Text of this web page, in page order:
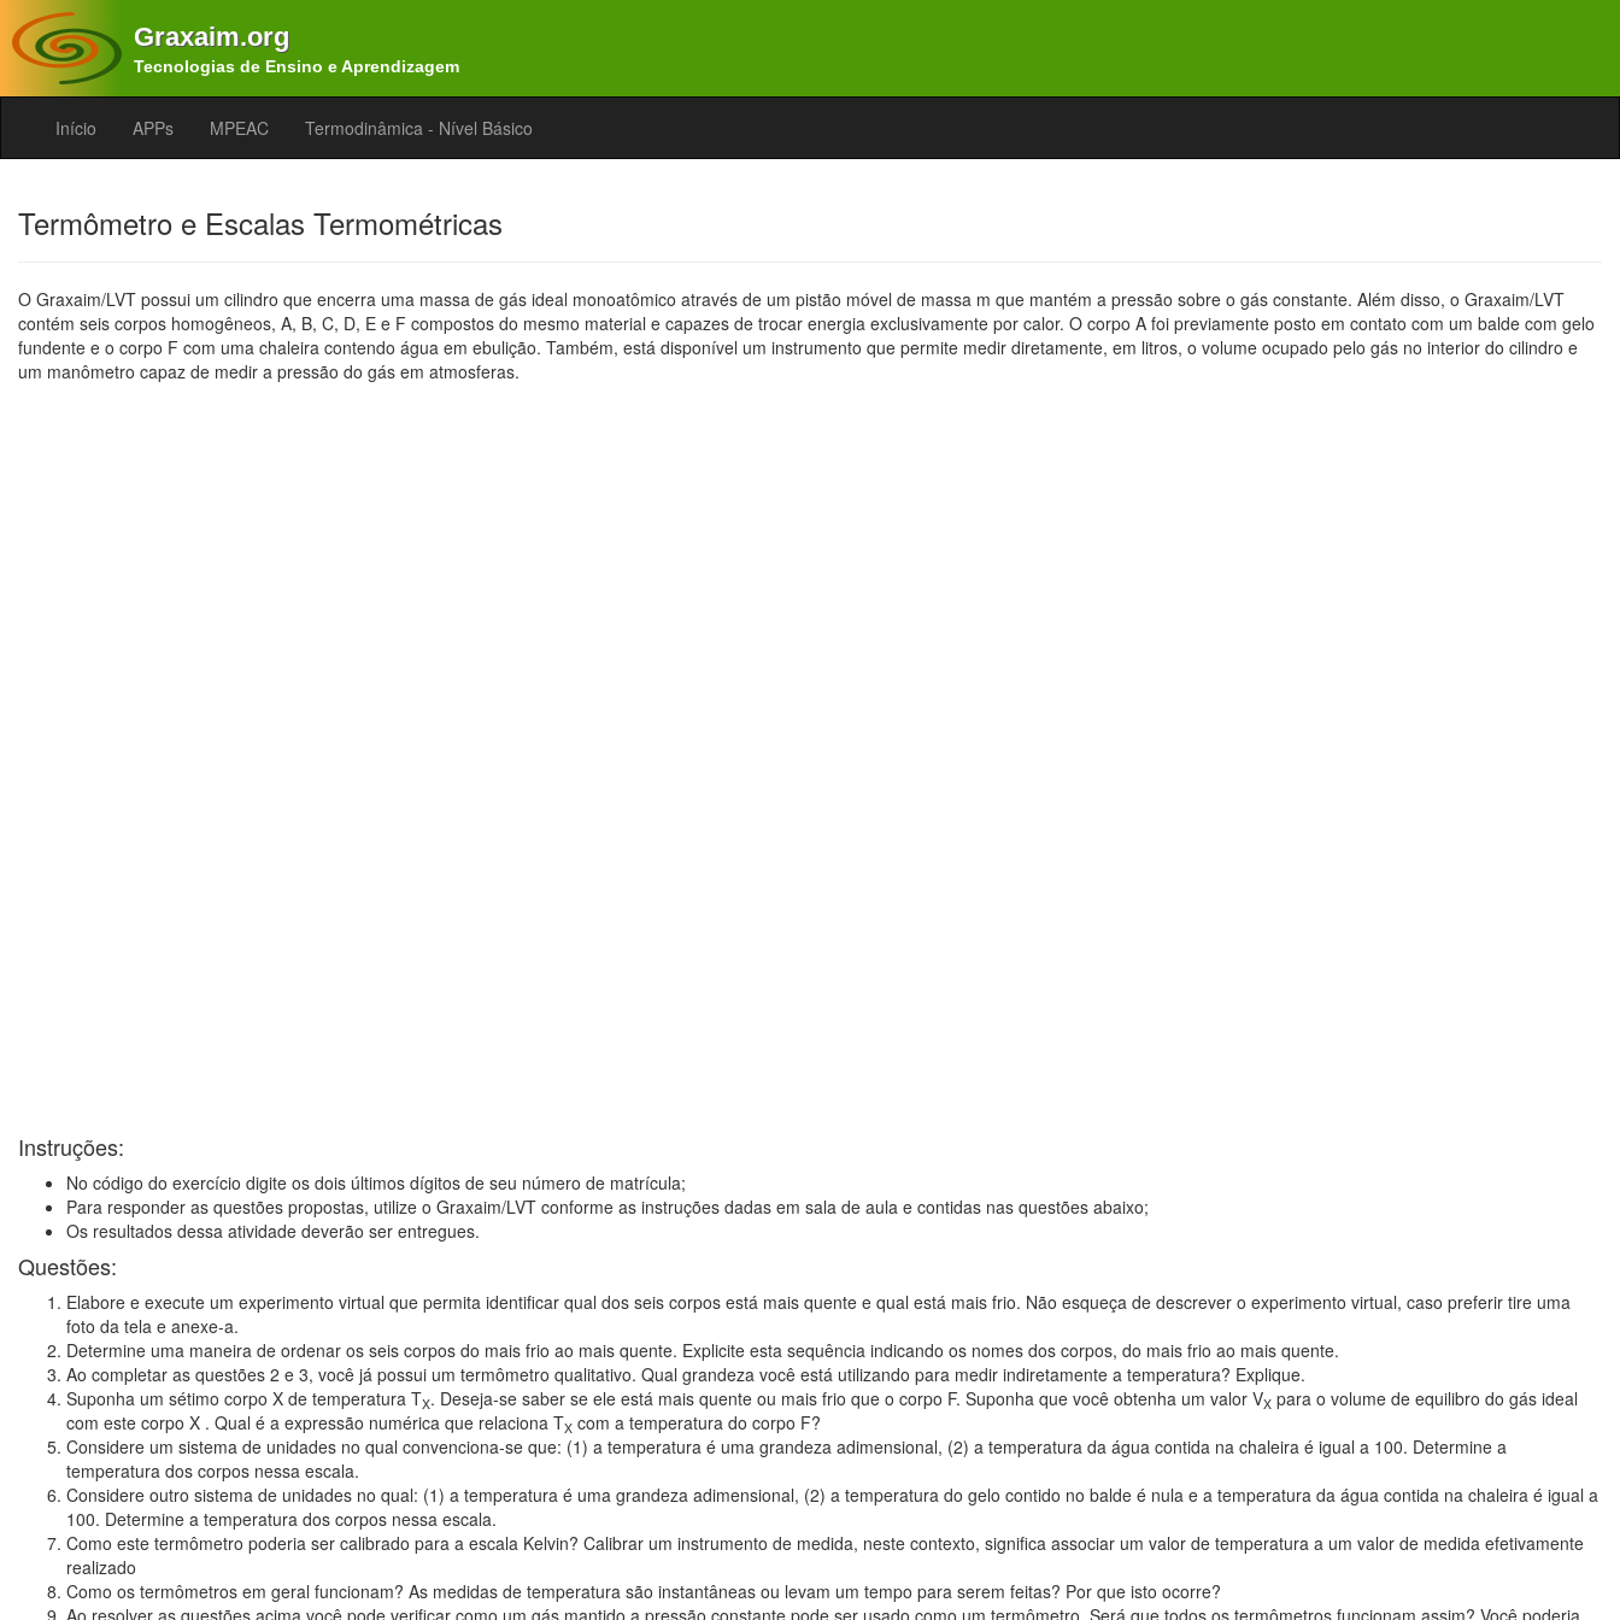
Graxaim.org
Tecnologias de Ensino e Aprendizagem
Início APPs MPEAC Termodinâmica - Nível Básico
Termômetro e Escalas Termométricas
O Graxaim/LVT possui um cilindro que encerra uma massa de gás ideal monoatômico através de um pistão móvel de massa m que mantém a pressão sobre o gás constante. Além disso, o Graxaim/LVT
contém seis corpos homogêneos, A, B, C, D, E e F compostos do mesmo material e capazes de trocar energia exclusivamente por calor. O corpo A foi previamente posto em contato com um balde com gelo
fundente e o corpo F com uma chaleira contendo água em ebulição. Também, está disponível um instrumento que permite medir diretamente, em litros, o volume ocupado pelo gás no interior do cilindro e
um manômetro capaz de medir a pressão do gás em atmosferas.
Instruções:
No código do exercício digite os dois últimos dígitos de seu número de matrícula;
Para responder as questões propostas, utilize o Graxaim/LVT conforme as instruções dadas em sala de aula e contidas nas questões abaixo;
Os resultados dessa atividade deverão ser entregues.
Questões:
Elabore e execute um experimento virtual que permita identificar qual dos seis corpos está mais quente e qual está mais frio. Não esqueça de descrever o experimento virtual, caso preferir tire uma
foto da tela e anexe-a.
Determine uma maneira de ordenar os seis corpos do mais frio ao mais quente. Explicite esta sequência indicando os nomes dos corpos, do mais frio ao mais quente.
Ao completar as questões 2 e 3, você já possui um termômetro qualitativo. Qual grandeza você está utilizando para medir indiretamente a temperatura? Explique.
Suponha um sétimo corpo X de temperatura TX. Deseja-se saber se ele está mais quente ou mais frio que o corpo F. Suponha que você obtenha um valor VX para o volume de equilibro do gás ideal
com este corpo X . Qual é a expressão numérica que relaciona TX com a temperatura do corpo F?
Considere um sistema de unidades no qual convenciona-se que: (1) a temperatura é uma grandeza adimensional, (2) a temperatura da água contida na chaleira é igual a 100. Determine a
temperatura dos corpos nessa escala.
Considere outro sistema de unidades no qual: (1) a temperatura é uma grandeza adimensional, (2) a temperatura do gelo contido no balde é nula e a temperatura da água contida na chaleira é igual a
100. Determine a temperatura dos corpos nessa escala.
Como este termômetro poderia ser calibrado para a escala Kelvin? Calibrar um instrumento de medida, neste contexto, significa associar um valor de temperatura a um valor de medida efetivamente
realizado
Como os termômetros em geral funcionam? As medidas de temperatura são instantâneas ou levam um tempo para serem feitas? Por que isto ocorre?
Ao resolver as questões acima você pode verificar como um gás mantido a pressão constante pode ser usado como um termômetro. Será que todos os termômetros funcionam assim? Você poderia